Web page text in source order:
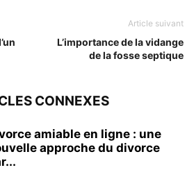
Article suivant
L’importance de la vidange
de la fosse septique
CONNEXES
amiable en ligne : une
approche du divorce